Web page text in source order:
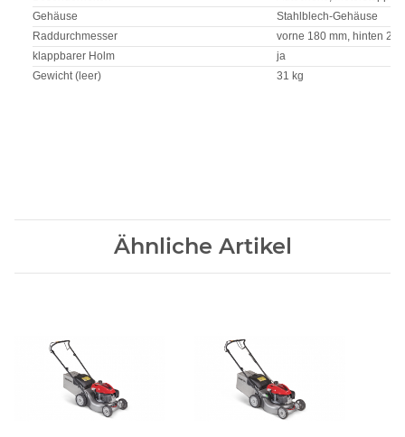
Gehäuse
Stahlblech-Gehäuse
Raddurchmesser
vorne 180 mm, hinten
klappbarer Holm
ja
Gewicht (leer)
31 kg
Ähnliche Artikel